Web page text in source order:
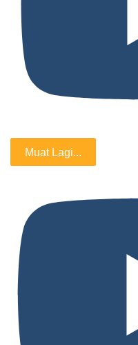
Muat Lagi...